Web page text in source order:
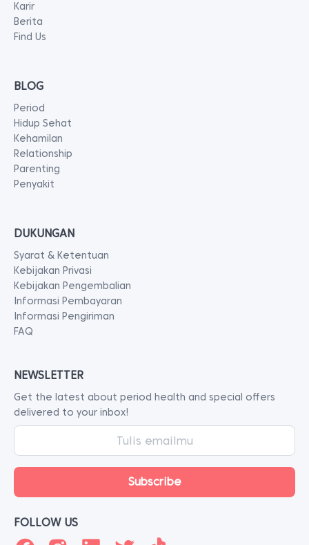
Karir
Berita
Find Us
BLOG
Period
Hidup Sehat
Kehamilan
Relationship
Parenting
Penyakit
DUKUNGAN
Syarat & Ketentuan
Kebijakan Privasi
Kebijakan Pengembalian
Informasi Pembayaran
Informasi Pengiriman
FAQ
NEWSLETTER
Get the latest about period health and special offers
delivered to your inbox!
FOLLOW US